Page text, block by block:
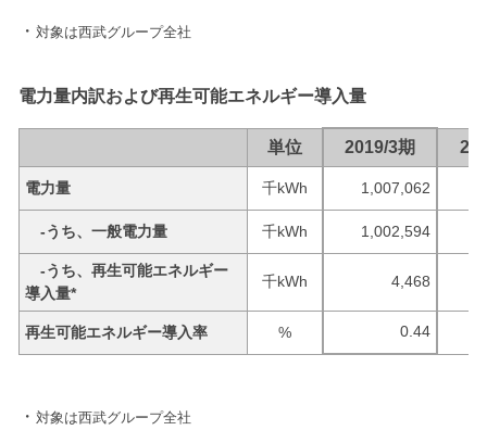
対象は西武グループ全社
電力量内訳および再生可能エネルギー導入量
単位 2019/3期
電力量 千kWh 1,007,062
-うち、一般電力量 千kWh 1,002,594
-うち、再生可能エネルギー
導入量*
千kWh 4,468
再生可能エネルギー導入率 % 0.44
対象は西武グループ全社